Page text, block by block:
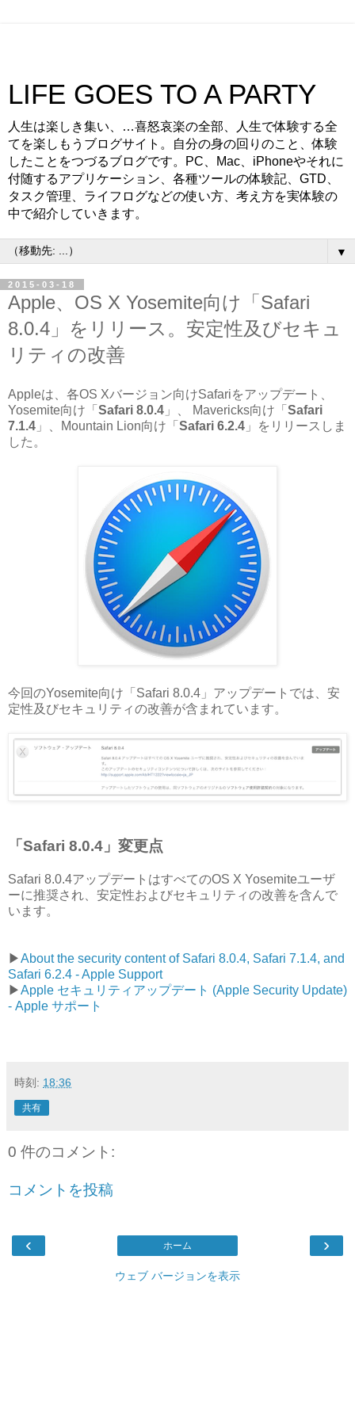
LIFE GOES TO A PARTY
人生は楽しき集い、…喜怒哀楽の全部、人生で体験する全
てを楽しもうブログサイト。自分の身の回りのこと、体験
したことをつづるブログです。PC、Mac、iPhoneやそれに
付随するアプリケーション、各種ツールの体験記、GTD、
タスク管理、ライフログなどの使い方、考え方を実体験の
中で紹介していきます。
▼
2015-03-18
Apple、OS X Yosemite向け「Safari
8.0.4」をリリース。安定性及びセキュ
リティの改善
Appleは、各OS Xバージョン向けSafariをアップデート、
Yosemite向け「 Safari 8.0.4 」、 Mavericks向け「 Safari
7.1.4 」、Mountain Lion向け「 Safari 6.2.4 」をリリースしま
した。
今回のYosemite向け「Safari 8.0.4」アップデートでは、安
定性及びセキュリティの改善が含まれています。
「Safari 8.0.4」変更点
Safari 8.0.4アップデートはすべてのOS X Yosemiteユーザ
ーに推奨され、安定性およびセキュリティの改善を含んで
います。
▶︎About the security content of Safari 8.0.4, Safari 7.1.4, and
Safari 6.2.4 - Apple Support
▶︎Apple セキュリティアップデート (Apple Security Update)
- Apple サポート
時刻: 18:36
共有
0 件のコメント:
コメントを投稿
‹ ›
ホーム
ウェブ バージョンを表示